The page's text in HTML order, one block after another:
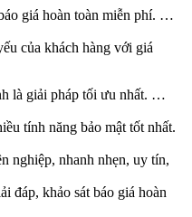
giá hoàn toàn miễn phí. …
của khách hàng với giá
là giải pháp tối ưu nhất. …
tính năng bảo mật tốt nhất.
nghiệp, nhanh nhẹn, uy tín,
khảo sát báo giá hoàn